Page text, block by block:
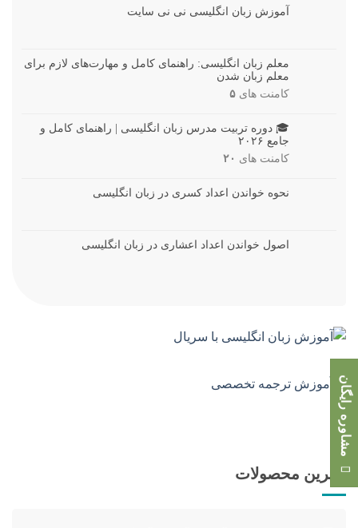
آموزش زبان انگلیسی نی نی سایت
معلم زبان انگلیسی: راهنمای کامل و مهارت‌های لازم برای
معلم زبان شدن
کامنت های ۵
🎓 دوره تربیت مدرس زبان انگلیسی | راهنمای کامل و
جامع ۲۰۲۶
کامنت های ۲۰
نحوه خواندن اعداد کسری در زبان انگلیسی
اصول خواندن اعداد اعشاری در زبان انگلیسی
بهترین محصولات
مشاوره رایگان